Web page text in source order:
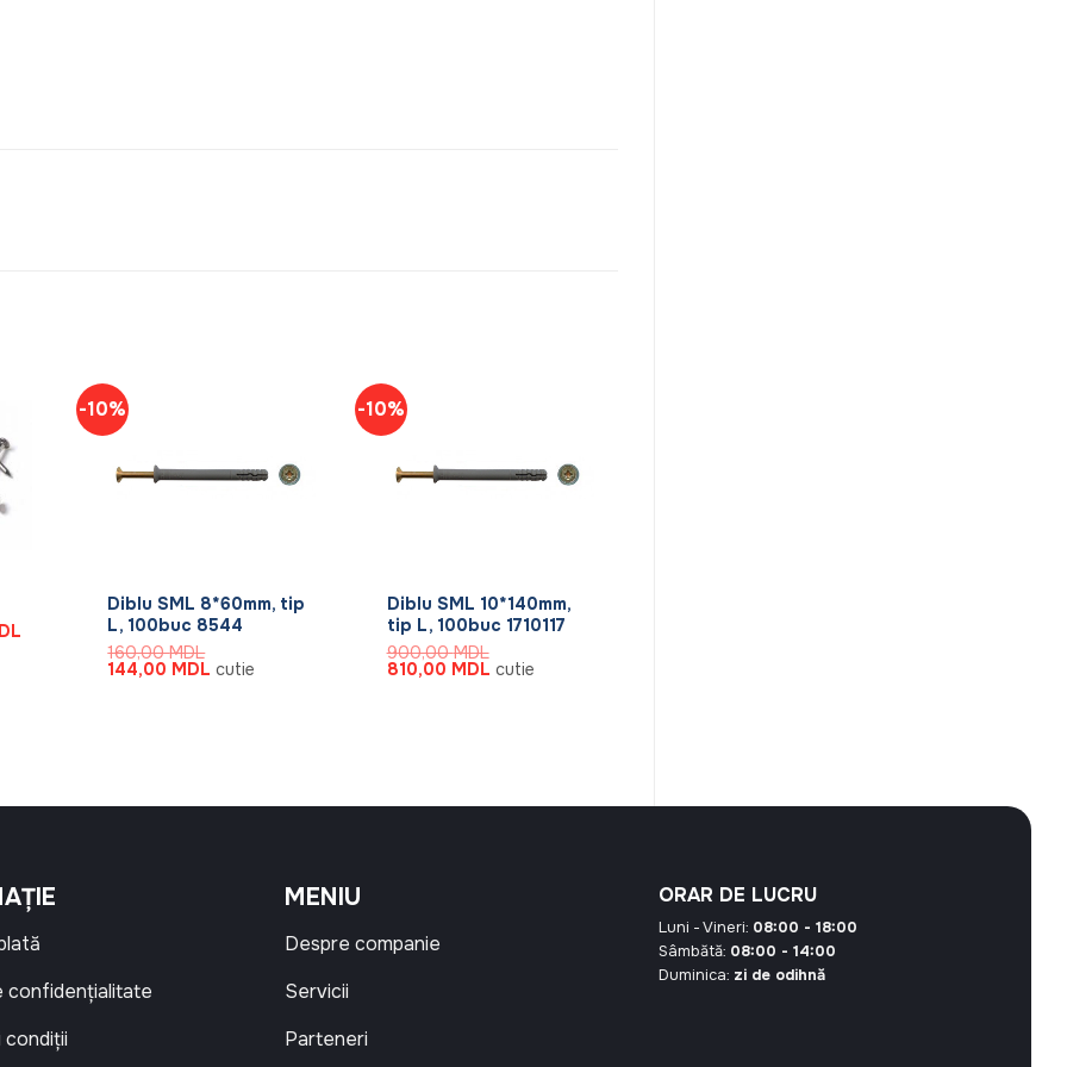
24,84 MDL.
-10%
Diblu SML 8*60mm, tip
L, 100buc 8544
160,00MDL
Prețul
inițial
144,00 MDL Prețul
cutie
-10%
Diblu SML 10*140mm,
tip L, 100buc 1710117
900,00MDL
Prețul
inițial
810,00 MDLPrețul
cutie
confidențialitate
condiții
MENIU
Despre companie
Servicii
Parteneri
ORAR DE LUCRU
Luni - Vineri: 08:00 - 18:00
Sâmbătă: 08:00 - 14:00
Duminica: zi de odihnă